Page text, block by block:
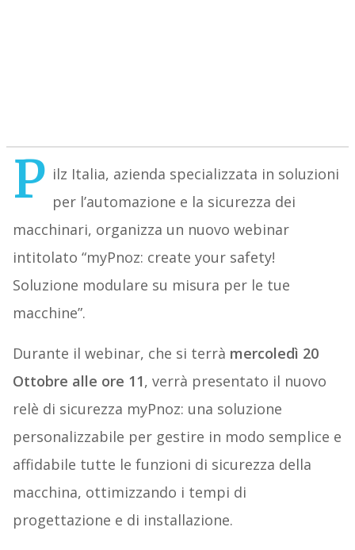
P ilz Italia, azienda specializzata in soluzioni
per l’automazione e la sicurezza dei
macchinari, organizza un nuovo webinar
intitolato “myPnoz: create your safety!
Soluzione modulare su misura per le tue
macchine”.
Durante il webinar, che si terrà mercoledì 20
Ottobre alle ore 11, verrà presentato il nuovo
relè di sicurezza myPnoz: una soluzione
personalizzabile per gestire in modo semplice e
affidabile tutte le funzioni di sicurezza della
macchina, ottimizzando i tempi di
progettazione e di installazione.